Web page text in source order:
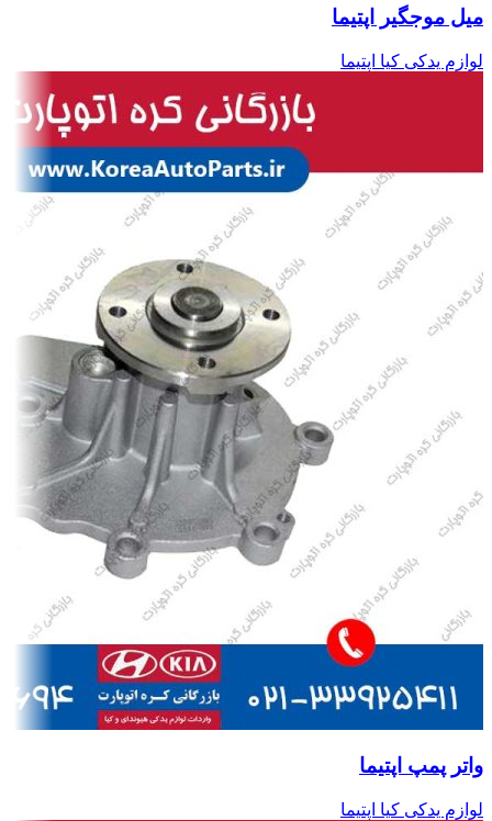
میل موجگیر اپتیما
لوازم یدکی کیا اپتیما
واتر پمپ اپتیما
لوازم یدکی کیا اپتیما